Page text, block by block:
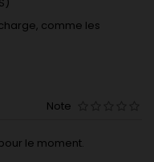
comme les
Note
le moment.